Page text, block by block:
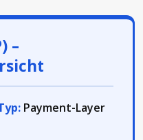
–
Payment-Layer